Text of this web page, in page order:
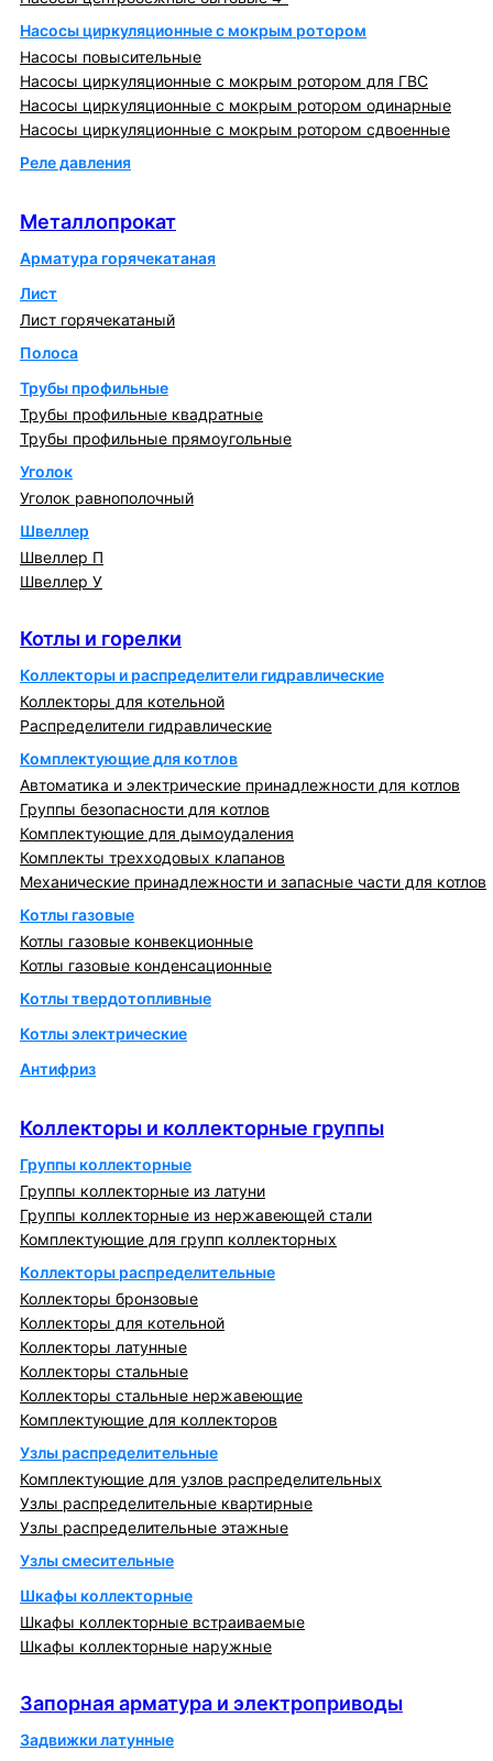
Насосы циркуляционные с мокрым ротором
Насосы повысительные
Насосы циркуляционные с мокрым ротором для ГВС
Насосы циркуляционные с мокрым ротором одинарные
Насосы циркуляционные с мокрым ротором сдвоенные
Реле давления
Металлопрокат
Арматура горячекатаная
Лист
Лист горячекатаный
Полоса
Трубы профильные
Трубы профильные квадратные
Трубы профильные прямоугольные
Уголок
Уголок равнополочный
Швеллер
Швеллер П
Швеллер У
Котлы и горелки
Коллекторы и распределители гидравлические
Коллекторы для котельной
Распределители гидравлические
Комплектующие для котлов
Автоматика и электрические принадлежности для котлов
Группы безопасности для котлов
Комплектующие для дымоудаления
Комплекты трехходовых клапанов
Механические принадлежности и запасные части для котлов
Котлы газовые
Котлы газовые конвекционные
Котлы газовые конденсационные
Котлы твердотопливные
Котлы электрические
Антифриз
Коллекторы и коллекторные группы
Группы коллекторные
Группы коллекторные из латуни
Группы коллекторные из нержавеющей стали
Комплектующие для групп коллекторных
Коллекторы распределительные
Коллекторы бронзовые
Коллекторы для котельной
Коллекторы латунные
Коллекторы стальные
Коллекторы стальные нержавеющие
Комплектующие для коллекторов
Узлы распределительные
Комплектующие для узлов распределительных
Узлы распределительные квартирные
Узлы распределительные этажные
Узлы смесительные
Шкафы коллекторные
Шкафы коллекторные встраиваемые
Шкафы коллекторные наружные
Запорная арматура и электроприводы
Задвижки латунные